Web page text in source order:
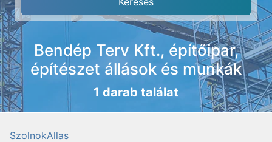
Bendép Terv Kft., építőipar,
építészet állások és munkák
1 darab találat
SzolnokAllas